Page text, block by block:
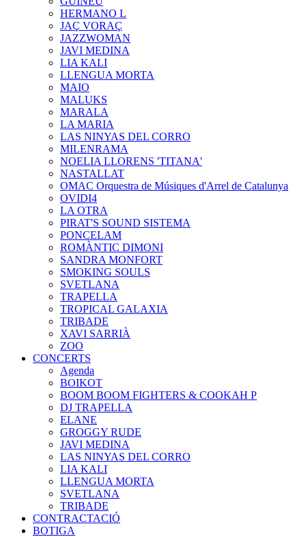
HERMANO L
JAÇ VORAÇ
JAZZWOMAN
JAVI MEDINA
LIA KALI
LLENGUA MORTA
MAIO
MALUKS
MARALA
LA MARIA
LAS NINYAS DEL CORRO
MILENRAMA
NOELIA LLORENS 'TITANA'
NASTALLAT
OMAC Orquestra de Músiques d'Arrel de Catalunya
OVIDI4
LA OTRA
PIRAT'S SOUND SISTEMA
PONCELAM
ROMÀNTIC DIMONI
SANDRA MONFORT
SMOKING SOULS
SVETLANA
TRAPELLA
TROPICAL GALAXIA
TRIBADE
XAVI SARRIÀ
ZOO
CONCERTS
Agenda
BOIKOT
BOOM BOOM FIGHTERS & COOKAH P
DJ TRAPELLA
ELANE
GROGGY RUDE
JAVI MEDINA
LAS NINYAS DEL CORRO
LIA KALI
LLENGUA MORTA
SVETLANA
TRIBADE
CONTRACTACIÓ
BOTIGA